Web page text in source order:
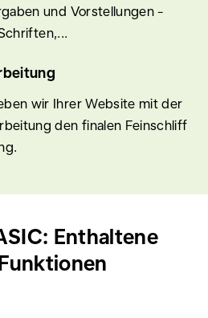
und Vorstellungen -
wir Ihrer Website mit der
den finalen Feinschliff
Enthaltene